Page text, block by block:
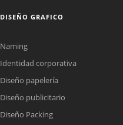
DISEÑO GRAFICO
Naming
Identidad corporativa
Diseño papelería
Diseño publicitario
Diseño Packing